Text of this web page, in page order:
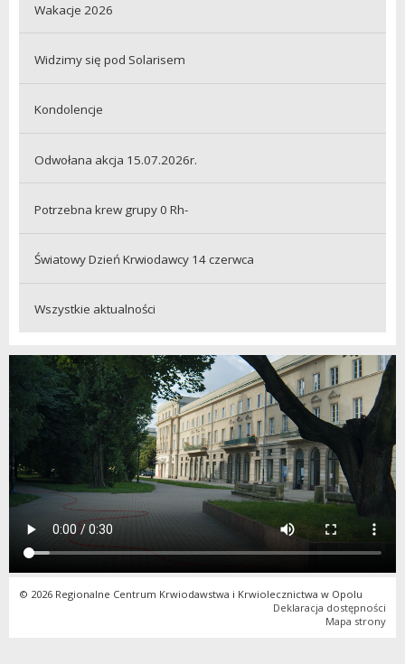
Wakacje 2026
Widzimy się pod Solarisem
Kondolencje
Odwołana akcja 15.07.2026r.
Potrzebna krew grupy 0 Rh-
Światowy Dzień Krwiodawcy 14 czerwca
Wszystkie aktualności
© 2026 Regionalne Centrum Krwiodawstwa i Krwiolecznictwa w Opolu
Deklaracja dostępności
Mapa strony